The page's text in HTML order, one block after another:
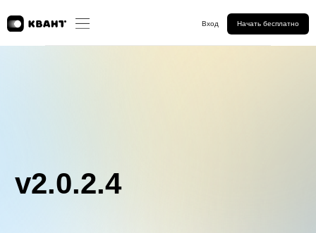
Вход Начать бесплатно